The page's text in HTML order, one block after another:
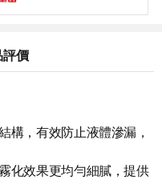
價
構，有效防止液體滲漏，
化效果更均勻細膩，提供